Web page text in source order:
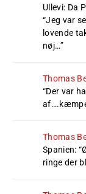
Ullevi: Da
“Jeg var
lovende
nøj…”
Thomas
“Der var
Thomas
Spanien: “
ringe der